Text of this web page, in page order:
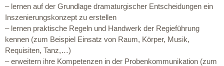
– lernen auf der Grundlage dramaturgischer Entscheidungen ein
Inszenierungskonzept zu erstellen
– lernen praktische Regeln und Handwerk der Regieführung
kennen (zum Beispiel Einsatz von Raum, Körper, Musik,
Requisiten, Tanz,…)
– erweitern ihre Kompetenzen in der Probenkommunikation (zum